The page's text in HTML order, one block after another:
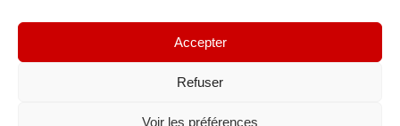
Accepter
Refuser
Voir les préférences
u u
p
o
u
p
a
u u